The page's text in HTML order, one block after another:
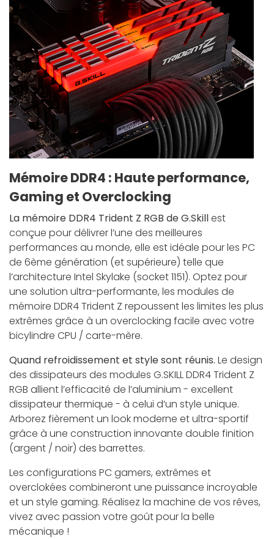
Mémoire DDR4 : Haute performance,
Gaming et Overclocking
La mémoire DDR4 Trident Z RGB de G.Skillest
conçue pour délivrer l’une des meilleures
performances au monde, elle est idéale pour les PC
de 6ème génération (et supérieure) telle que
l’architecture Intel Skylake (socket 1151). Optez pour
une solution ultra-performante, les modules de
mémoire DDR4 Trident Z repoussent les limites les plus
extrêmes grâce à un overclocking facile avec votre
bicylindre CPU / carte-mère.
Quand refroidissement et style sont réunis. Le design
des dissipateurs des modules G.SKILL DDR4 Trident Z
RGB allient l’efficacité de l’aluminium - excellent
dissipateur thermique - à celui d’un style unique.
Arborez fièrement un look moderne et ultra-sportif
grâce à une construction innovante double finition
(argent / noir) des barrettes.
Les configurations PC gamers, extrêmes et
overclokées combineront une puissance incroyable
et un style gaming. Réalisez la machine de vos rêves,
vivez avec passion votre goût pour la belle
mécanique !